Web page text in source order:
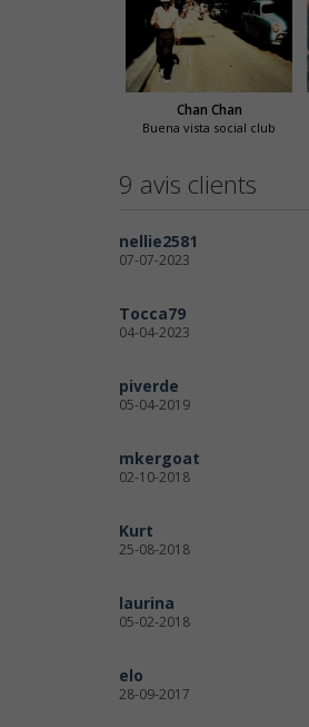
Chan Chan
Buena vista social club
9 avis clients
nellie2581
07-07-2023
Tocca79
04-04-2023
piverde
05-04-2019
mkergoat
02-10-2018
Kurt
25-08-2018
laurina
05-02-2018
elo
28-09-2017